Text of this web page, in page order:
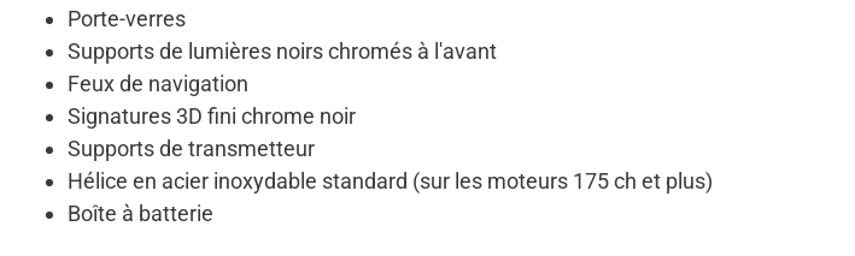
Porte-verres
Supports de lumières noirs chromés à l'avant
Feux de navigation
Signatures 3D fini chrome noir
Supports de transmetteur
Hélice en acier inoxydable standard (sur les moteurs 175 ch et plus)
Boîte à batterie